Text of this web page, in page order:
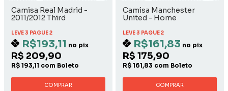
Camisa Real Madrid -
2011/2012 Third
LEVE 3 PAGUE 2
R$193,11 no pix
R$ 209,90
R$ 193,11 com Boleto
COMPRAR
Camisa Manchester
United - Home
LEVE 3 PAGUE 2
R$161,83 no pix
R$ 175,90
R$ 161,83 com Boleto
COMPRAR